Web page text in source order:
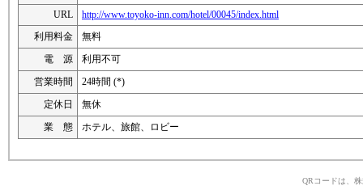
URL
http://www.toyoko-inn.com/hotel/00045/index.html
利用料金
無料
電 源
利用不可
営業時間
24時間 (*)
定休日
無休
業 態
ホテル、旅館、ロビー
QRコードは、